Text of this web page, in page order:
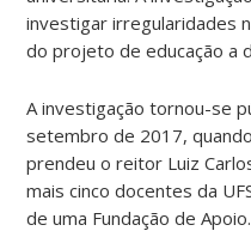
investigar irregularidades
do projeto de educação a
A investigação tornou-se
setembro de 2017,
prendeu o reitor Luiz
mais cinco docentes da
de uma Fundação de